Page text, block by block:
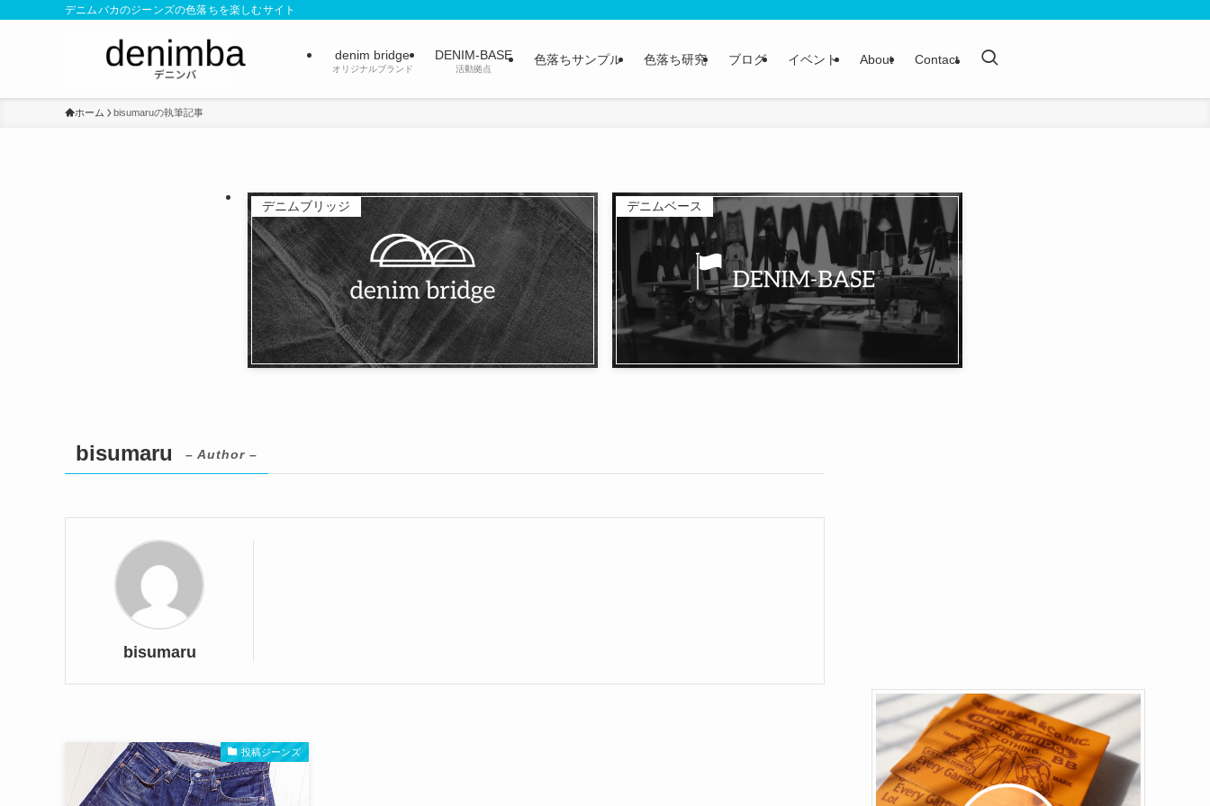
デニムバカのジーンズの色落ちを楽しむサイト
denim bridge
オリジナルブランド
DENIM-BASE
活動拠点
色落ちサンプル 色落ち研究 ブログ イベント About Contact
ホーム bisumaruの執筆記事
デニムブリッジ デニムベース
bisumaru – Author –
bisumaru
投稿ジーンズ